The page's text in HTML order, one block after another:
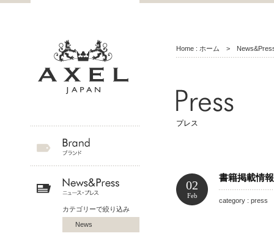
カテゴリーで絞り込み
News
Home : ホーム >
プレス
02
Feb
書籍掲載情報
category : press